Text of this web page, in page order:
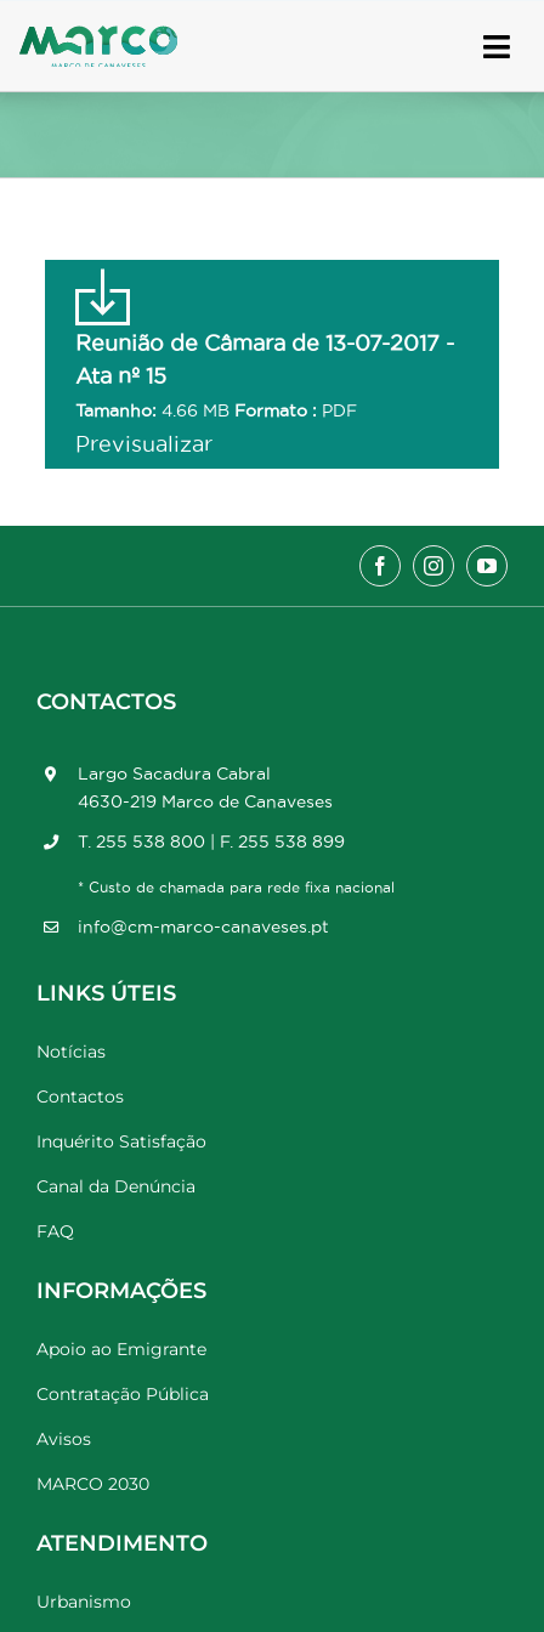
to
Reunião de Câmara de 13-07-2017 -
Ata nº 15
Tamanho: 4.66 MB Formato : PDF
Previsualizar
CONTACTOS
Largo Sacadura Cabral
4630-219 Marco de Canaveses
T. 255 538 800 | F. 255 538 899
* Custo de chamada para rede fixa nacional
info@cm-marco-canaveses.pt
LINKS ÚTEIS
Notícias
Contactos
Inquérito Satisfação
Canal da Denúncia
FAQ
INFORMAÇÕES
Apoio ao Emigrante
Contratação Pública
Avisos
MARCO 2030
ATENDIMENTO
Urbanismo